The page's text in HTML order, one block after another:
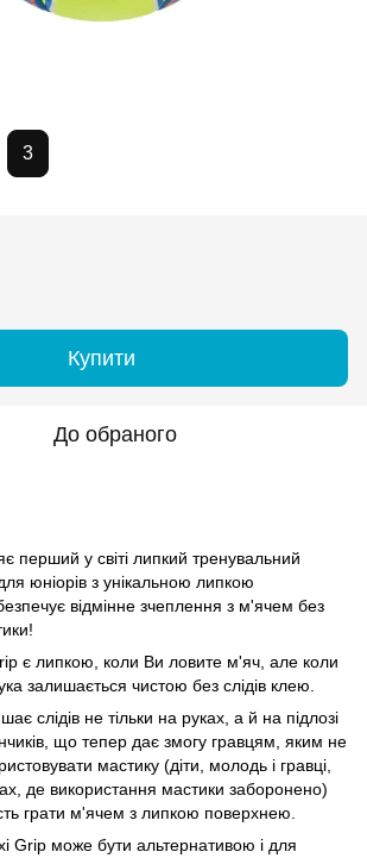
3
Купити
До обраного
перший у світі липкий тренувальний
юніорів з унікальною липкою
відмінне зчеплення з м'ячем без
є липкою, коли Ви ловите м'яч, але коли
залишається чистою без слідів клею.
слідів не тільки на руках, а й на підлозі
що тепер дає змогу гравцям, яким не
мастику (діти, молодь і гравці,
де використання мастики заборонено)
грати м'ячем з липкою поверхнею.
Grip може бути альтернативою і для